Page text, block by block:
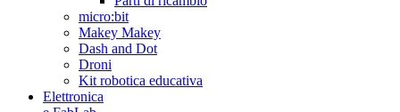
micro:bit
Makey Makey
Dash and Dot
Droni
Kit robotica educativa
Elettronica